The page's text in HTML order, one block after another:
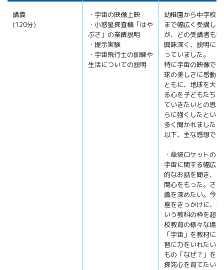
講義
(120分)
・宇宙の映像上映
・小惑星探査機「はや
ぶさ」の業績説明
・提示実験
・宇宙飛行士の訓練や
生活についての説明
幼稚園から中学校
まで幅広く受講し
が、どの受講者も
興味深く、説明に
っていました。
特に宇宙の映像で
球の美しさに感動
ともに、地球を大
る心を子どもたち
ていきたいとの思
らに強くしたとい
多く聞かれました。
以下、主な感想です
・傘袋ロケットの
宇宙に関する幅広
的なお話を聞き、
関心をもった。さ
識を深めたい。今
座をきっかけに、
いう教科の枠を超
校教育の様々な場
「宇宙」を教材に
習に力をいれたい
もの「なぜ？」を
探究心を育てたい。